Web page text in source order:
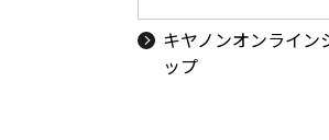
キヤノンオンライン
ップ